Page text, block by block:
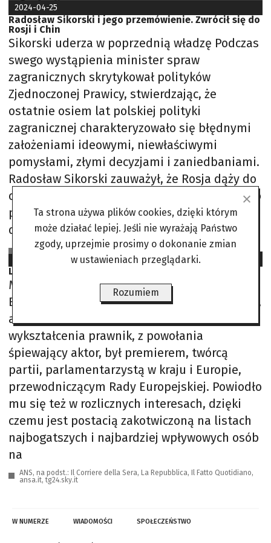
2024-04-25
Radosław Sikorski i jego przemówienie. Zwrócił się do
Rosji i Chin
Sikorski uderza w poprzednią władzę Podczas
swego wystąpienia minister spraw
zagranicznych skrytykował polityków
Zjednoczonej Prawicy, stwierdzając, że
ostatnie osiem lat polskiej polityki
zagranicznej charakteryzowało się błędnymi
założeniami ideowymi, niewłaściwymi
pomysłami, złymi decyzjami i zaniedbaniami.
Radosław Sikorski zauważył, że Rosja dąży do
obalenia międzynarodowego ładu powstałego
po 1989 roku, chcąc zastąpić logikę prawa i
dobrowolnych sojuszy
Sebastian Jadowski-Szreder na podst. TVN24, WP
Londyn. Powstał musical o Silvio Berlusconim
Można bez przesady powiedzieć, że
Berlusconi, Il Cavaliere, jest symbolem Włoch,
a przynajmniej włoskiej klasy politycznej. Z
wykształcenia prawnik, z powołania
śpiewający aktor, był premierem, twórcą
partii, parlamentarzystą w kraju i Europie,
przewodniczącym Rady Europejskiej. Powiodło
mu się też w rozlicznych interesach, dzięki
czemu jest postacią zakotwiczoną na listach
najbogatszych i najbardziej wpływowych osób
na
ANS, na podst.: Il Corriere della Sera, La Repubblica, Il Fatto Quotidiano,
ansa.it, tg24.sky.it
W NUMERZE WIADOMOŚCI SPOŁECZEŃSTWO
Ta strona używa plików cookies, dzięki którym
może działać lepiej. Jeśli nie wyrażają Państwo
zgody, uprzejmie prosimy o dokonanie zmian
w ustawieniach przeglądarki.
Rozumiem